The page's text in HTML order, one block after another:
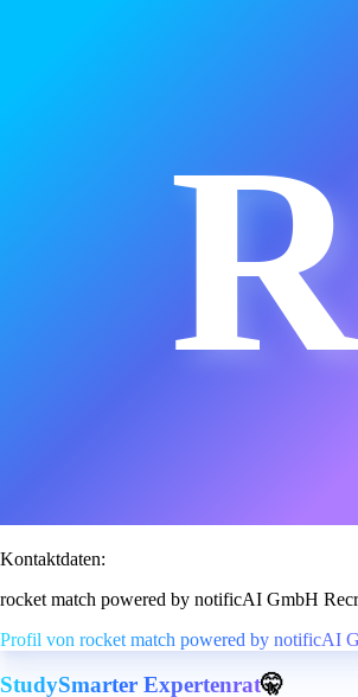
Kontaktdaten:
rocket match powered by notificAI GmbH
Profil von rocket match powered by notificAI
StudySmarter Expertenrat🤫